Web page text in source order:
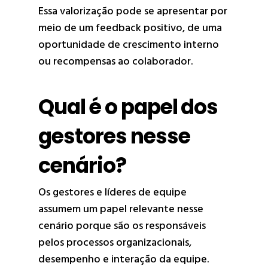
Essa valorização pode se apresentar por
meio de um feedback positivo, de uma
oportunidade de crescimento interno
ou recompensas ao colaborador.
Qual é o papel dos
gestores nesse
cenário?
Os gestores e líderes de equipe
assumem um papel relevante nesse
cenário porque são os responsáveis
pelos processos organizacionais,
desempenho e interação da equipe.